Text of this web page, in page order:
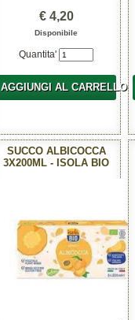
€ 4,20
Disponibile
Quantita'
AGGIUNGI AL CARRELLO
SUCCO ALBICOCCA
3X200ML - ISOLA BIO